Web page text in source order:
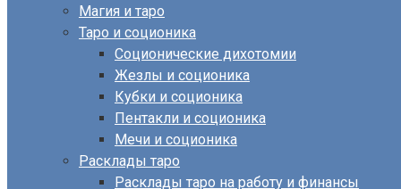
Магия и таро
Таро и соционика
Соционические дихотомии
Жезлы и соционика
Кубки и соционика
Пентакли и соционика
Мечи и соционика
Расклады таро
Расклады таро на работу и финансы